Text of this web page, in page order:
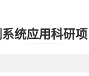
统应用科研